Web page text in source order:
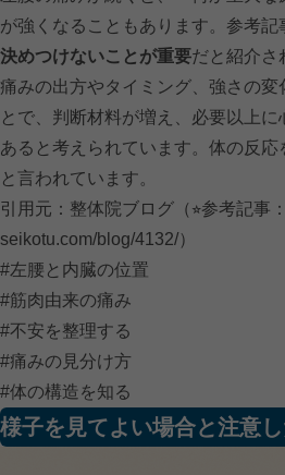
が強くなることもあります。参考記
決めつけないことが重要だと紹介さ
痛みの出方やタイミング、強さの変
とで、判断材料が増え、必要以上
あると考えられています。体の反
と言われています。
引用元：整体院ブログ（⭐︎参考記事：
seikotu.com/blog/4132/）
#左腰と内臓の位置
#筋肉由来の痛み
#不安を整理する
#痛みの見分け方
#体の構造を知る
様子を見てよい場合と注意